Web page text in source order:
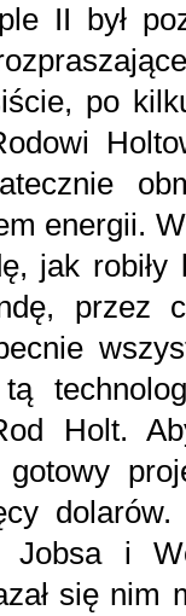
II był
po
energii.
jak robiły
przez
Holt.
Jobsa i
się nim